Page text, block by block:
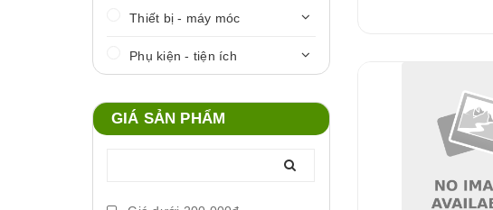
Thiết bị - máy móc
Phụ kiện - tiện ích
GIÁ SẢN PHẨM